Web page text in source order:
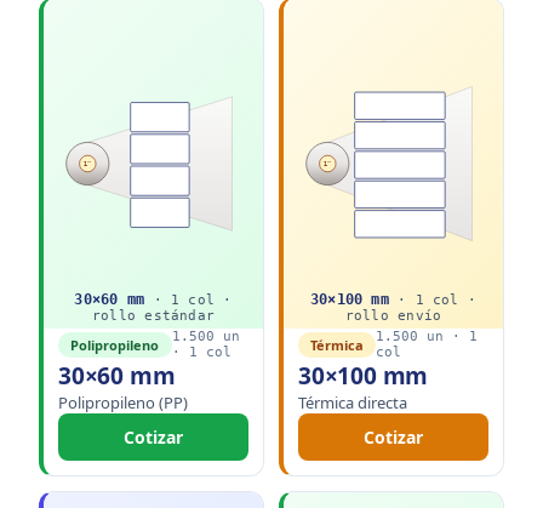
1"
30×60 mm · 1 col ·
rolloestándar
Polipropileno 1.500 un
·
1 col
30×60 mm
Polipropileno (PP)
Cotizar
1"
30×100 mm· 1 col ·
rolloenvío
Térmica 1.500 un · 1
col
30×100 mm
Térmica directa
Cotizar